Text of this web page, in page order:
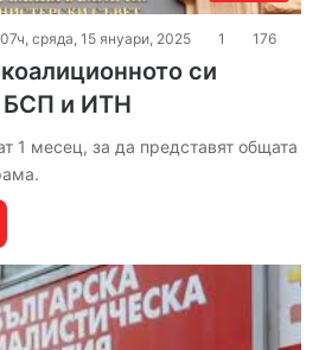
сряда, 15 януари, 2025 1 176
си
БСП и ИТН
1 месец, за да представят общата